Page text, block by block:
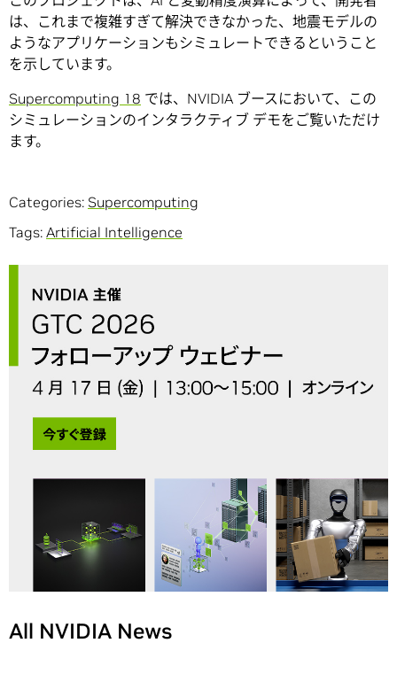
は、これまで複雑すぎて解決できなかった、地震モデルの
ようなアプリケーションもシミュレートできるということ
を示しています。
Supercomputing 18 では、NVIDIA ブースにおいて、この
シミュレーションのインタラクティブ デモをご覧いただけ
ます。
Categories: Supercomputing
Tags: Artificial Intelligence
All NVIDIA News